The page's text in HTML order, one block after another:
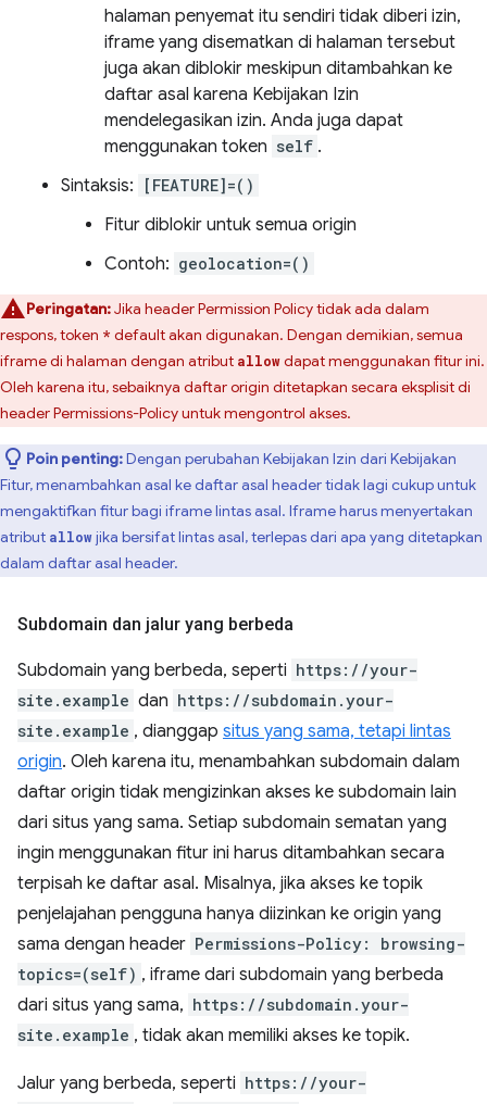
halaman penyemat itu sendiri tidak diberi izin,
iframe yang disematkan di halaman tersebut
juga akan diblokir meskipun ditambahkan ke
daftar asal karena Kebijakan Izin
mendelegasikan izin. Anda juga dapat
menggunakan token self .
Sintaksis:
[FEATURE]=()
Fitur diblokir untuk semua origin
Contoh: geolocation=()
Peringatan:Jika header Permission Policy tidak ada dalam
respons, token * default akan digunakan. Dengan demikian, semua
iframe di halaman dengan atribut allowdapat menggunakan fitur ini.
Oleh karena itu, sebaiknya daftar origin ditetapkan secara eksplisit di
header Permissions-Policy untuk mengontrol akses.
Poin penting:Dengan perubahan Kebijakan Izin dari Kebijakan
Fitur, menambahkan asal ke daftar asal header tidak lagi cukup untuk
mengaktifkan fitur bagi iframe lintas asal. Iframe harus menyertakan
atribut allowjika bersifat lintas asal, terlepas dari apa yang ditetapkan
dalam daftar asal header.
Subdomain dan jalur yang berbeda
Subdomain yang berbeda, seperti https://your-
site.example dan https://subdomain.your-
site.example , dianggap situs yang sama, tetapi lintas
origin. Oleh karena itu, menambahkan subdomain dalam
daftar origin tidak mengizinkan akses ke subdomain lain
dari situs yang sama. Setiap subdomain sematan yang
ingin menggunakan fitur ini harus ditambahkan secara
terpisah ke daftar asal. Misalnya, jika akses ke topik
penjelajahan pengguna hanya diizinkan ke origin yang
sama dengan header Permissions-Policy: browsing-
topics=(self) , iframe dari subdomain yang berbeda
dari situs yang sama, https://subdomain.your-
site.example , tidak akan memiliki akses ke topik.
Jalur yang berbeda, seperti https://your-